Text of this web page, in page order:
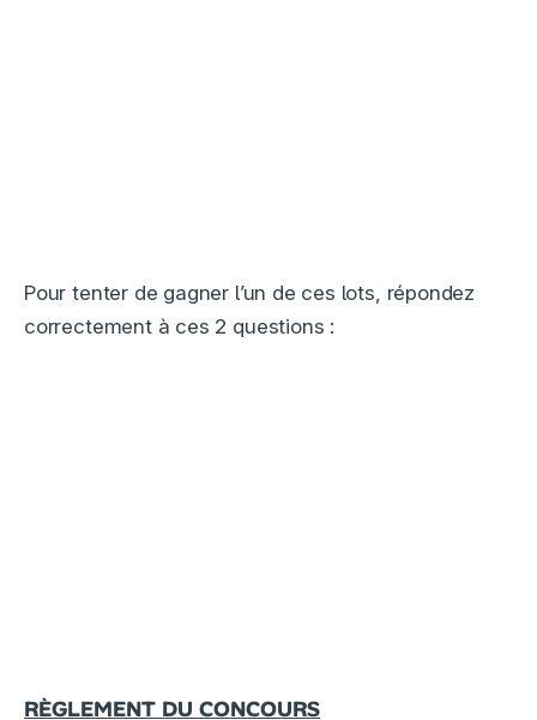
Pour tenter de gagner l’un de ces lots, répondez
correctement à ces 2 questions :
RÈGLEMENT DU CONCOURS